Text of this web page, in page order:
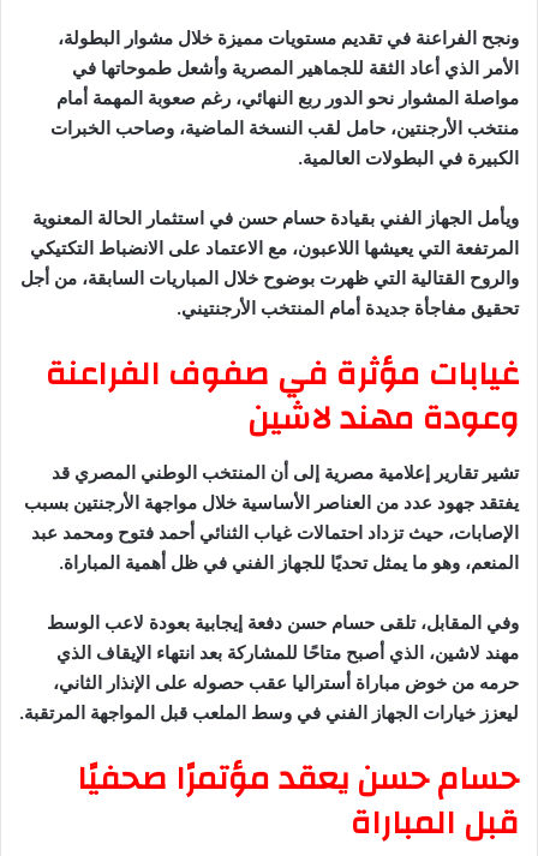
ونجح الفراعنة في تقديم مستويات مميزة خلال مشوار البطولة،
الأمر الذي أعاد الثقة للجماهير المصرية وأشعل طموحاتها في
مواصلة المشوار نحو الدور ربع النهائي، رغم صعوبة المهمة أمام
منتخب الأرجنتين، حامل لقب النسخة الماضية، وصاحب الخبرات
الكبيرة في البطولات العالمية.
ويأمل الجهاز الفني بقيادة حسام حسن في استثمار الحالة المعنوية
المرتفعة التي يعيشها اللاعبون، مع الاعتماد على الانضباط التكتيكي
والروح القتالية التي ظهرت بوضوح خلال المباريات السابقة، من أجل
تحقيق مفاجأة جديدة أمام المنتخب الأرجنتيني.
غيابات مؤثرة في صفوف الفراعنة
وعودة مهند لاشين
تشير تقارير إعلامية مصرية إلى أن المنتخب الوطني المصري قد
يفتقد جهود عدد من العناصر الأساسية خلال مواجهة الأرجنتين بسبب
الإصابات، حيث تزداد احتمالات غياب الثنائي أحمد فتوح ومحمد عبد
المنعم، وهو ما يمثل تحديًا للجهاز الفني في ظل أهمية المباراة.
وفي المقابل، تلقى حسام حسن دفعة إيجابية بعودة لاعب الوسط
مهند لاشين، الذي أصبح متاحًا للمشاركة بعد انتهاء الإيقاف الذي
حرمه من خوض مباراة أستراليا عقب حصوله على الإنذار الثاني،
ليعزز خيارات الجهاز الفني في وسط الملعب قبل المواجهة المرتقبة.
حسام حسن يعقد مؤتمرًا صحفيًا
قبل المباراة